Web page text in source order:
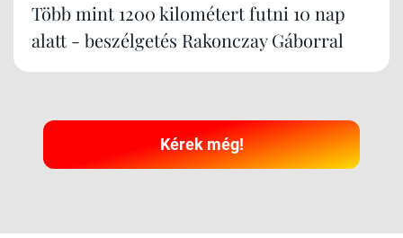
Több mint 1200 kilométert futni 10 nap
alatt - beszélgetés Rakonczay Gáborral
Kérek még!